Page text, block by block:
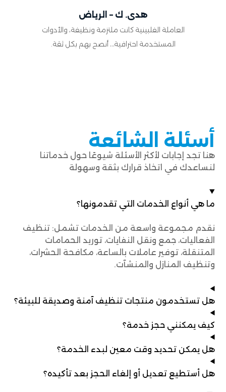
هدى. ك – الرياض
العاملة الفلبينية كانت ملتزمة ونظيفة، والأدوات
المستخدمة احترافية… أنصح بهم بكل ثقة.
أسئلة الشائعة
هنا تجد إجابات لأكثر الأسئلة شيوعًا حول خدماتنا
لنساعدك في اتخاذ قرارك بثقة وسهولة
ما هي أنواع الخدمات التي تقدمونها؟
نقدم مجموعة واسعة من الخدمات تشمل: تنظيف
الفعاليات، جمع ونقل النفايات، توريد الحمامات
المتنقلة، توفير عاملات بالساعة، مكافحة الحشرات،
وتنظيف المنازل والمنشآت.
هل تستخدمون منتجات تنظيف آمنة وصديقة للبيئة؟
كيف يمكنني حجز خدمة؟
هل يمكن تحديد وقت معين لبدء الخدمة؟
هل أستطيع تعديل أو إلغاء الحجز بعد تأكيده؟